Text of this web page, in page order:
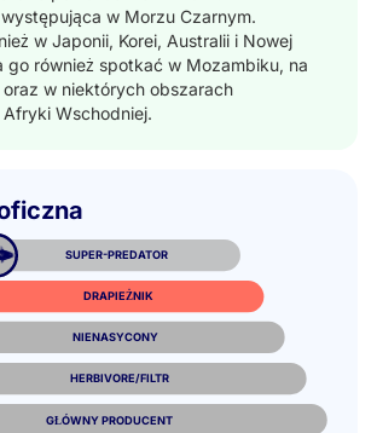
w Morzu Czarnym.
w Japonii, Korei, Australii i Nowej
go również spotkać w Mozambiku, na
w niektórych obszarach
Wschodniej.
DRAPIEŻNIK
NIENASYCONY
HERBIVORE/FILTR
GŁÓWNY PRODUCENT
SUPER-PREDATOR